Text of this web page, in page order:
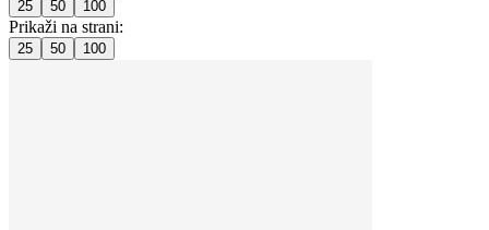
25 50 100
Prikaži na strani:
25 50 100